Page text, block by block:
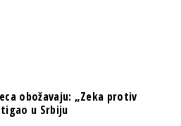
obožavaju: „Zeka protiv
u Srbiju